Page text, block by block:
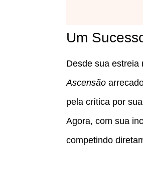
Um
Desde sua estreia
Ascensão
pela crítica por
Agora, com sua
competindo